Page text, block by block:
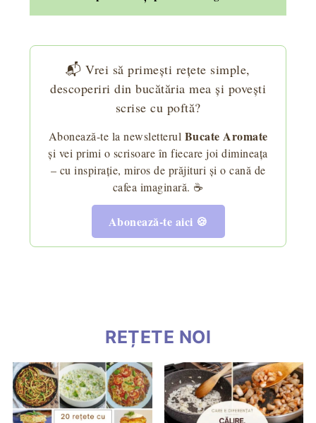
📬 Vrei să primești rețete simple,
descoperiri din bucătăria mea și povești
scrise cu poftă?
Abonează-te la newsletterul Bucate Aromate
și vei primi o scrisoare în fiecare joi dimineața
– cu inspirație, miros de prăjituri și o cană de
cafea imaginară. ☕
Abonează-te aici 🍪
REȚETE NOI